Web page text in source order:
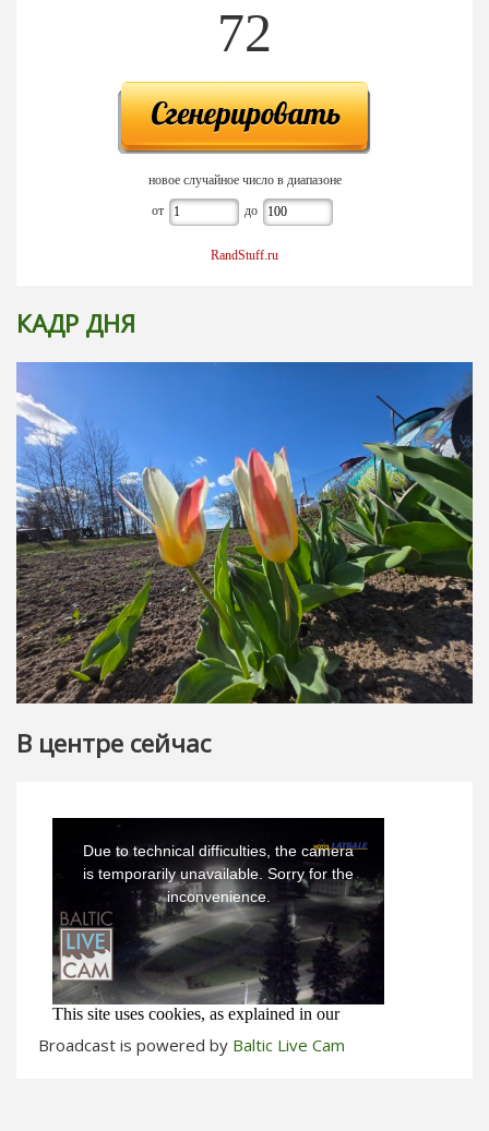
72
новое случайное число в диапазоне
от до
RandStuff.ru
КАДР ДНЯ
В центре сейчас
Broadcast is powered by Baltic Live Cam